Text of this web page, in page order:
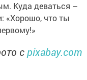
Куда деваться –
«Хорошо, что ты
сpixabay.com